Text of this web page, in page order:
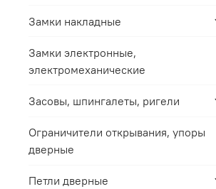
Замки накладные
Замки электронные,
электромеханические
Засовы, шпингалеты, ригели
Ограничители открывания, упоры
дверные
Петли дверные